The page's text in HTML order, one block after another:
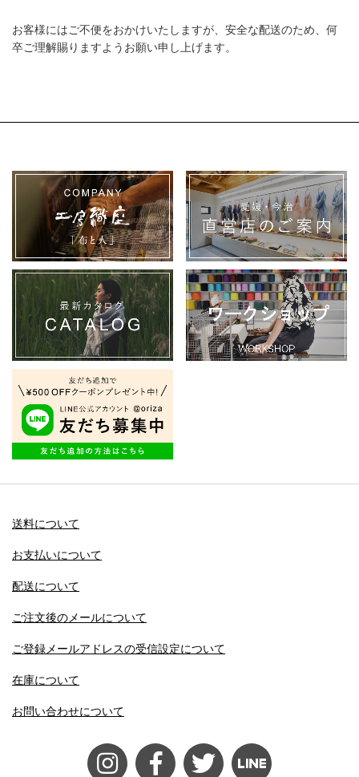
お客様にはご不便をおかけいたしますが、安全な配送のため、何
卒ご理解賜りますようお願い申し上げます。
送料について
お支払いについて
配送について
ご注文後のメールについて
ご登録メールアドレスの受信設定について
在庫について
お問い合わせについて